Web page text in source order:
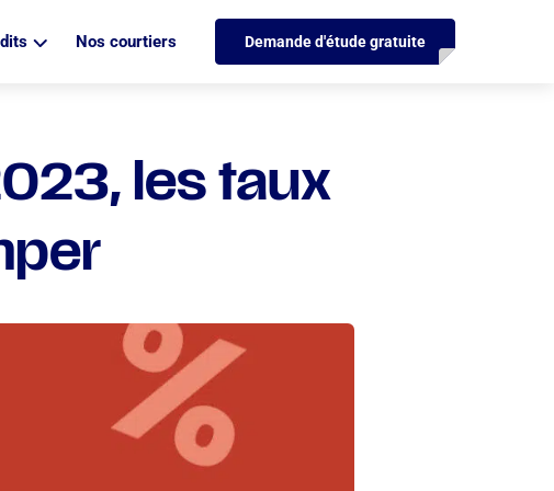
Nos courtiers Demande d'étude gratuite
les taux